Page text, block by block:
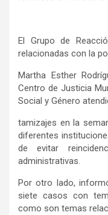
El Grupo de
relacionadas con la
Martha Esther
Centro de Justicia
Social y Género
tamizajes en la
diferentes
de evitar reincid
administrativas.
Por otro lado,
siete casos con
como son temas